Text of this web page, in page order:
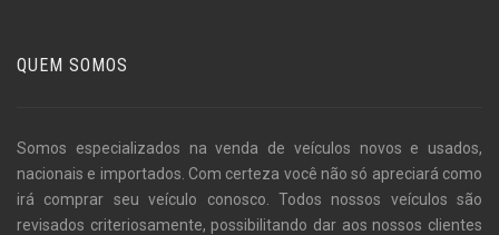
QUEM SOMOS
Somos especializados na venda de veículos novos e usados,
nacionais e importados. Com certeza você não só apreciará como
irá comprar seu veículo conosco. Todos nossos veículos são
revisados criteriosamente, possibilitando dar aos nossos clientes